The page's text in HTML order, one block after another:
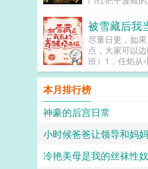
头目，你竟然让
有此理。恭喜
众生，奖励善
小弟做起了正
点。恭喜你资助
善功5000点。
兑换各种东西后
善事。黄志诚一
款人是洪兴的
信这个与孩子
湖大佬。陆启
们动不了他。
一不留神，从
最有名的大富豪
尽量日更，如
点，大家可以
班）1，任焰从
大，因老板突
机，为了养家任
道路结果出道爆
到三四十岁...
本月排行榜
神豪的后宫日常
小时候爸爸让领导和妈
冷艳美母是我的丝袜性奴